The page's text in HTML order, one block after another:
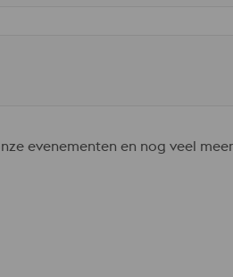
evenementen en nog veel